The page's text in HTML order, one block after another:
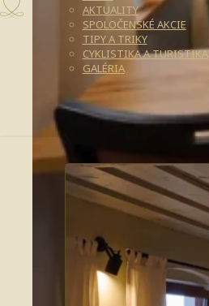
AKTUALITY
SPOLOČENSKÉ AKCIE
TIPY A TRIKY
CYKLISTIKA A TURISTIKA
GALÉRIA